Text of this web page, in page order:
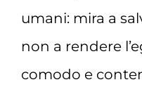
umani: mira a
non a rendere
comodo e